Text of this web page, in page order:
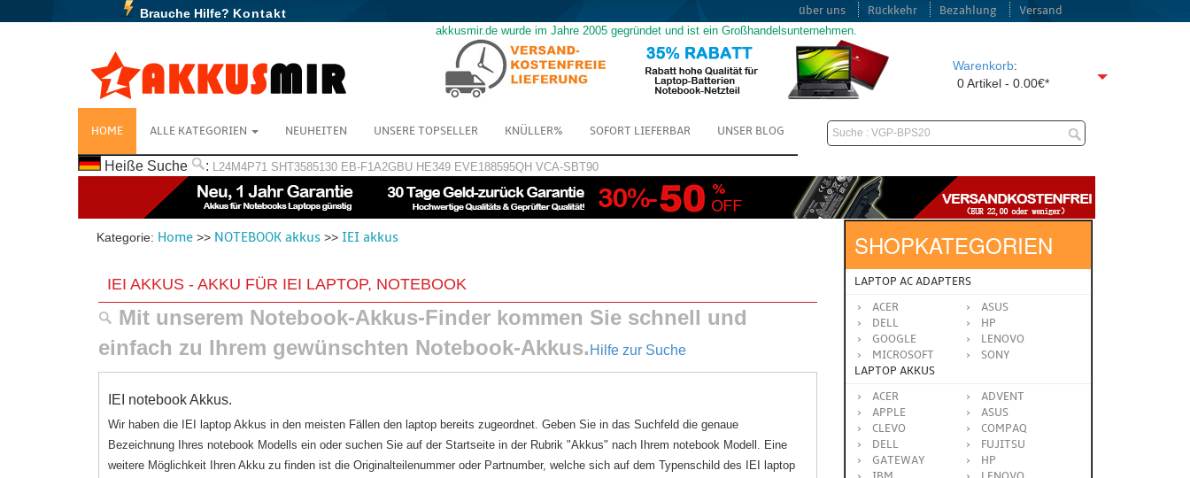
Brauche Hilfe? Kontakt über uns Rückkehr Bezahlung Versand
akkusmir.de wurde im Jahre 2005 gegründet und ist ein Großhandelsunternehmen.
Warenkorb:
0 Artikel - 0.00€*
HOME ALLE KATEGORIEN NEUHEITEN UNSERE TOPSELLER KNÜLLER% SOFORT LIEFERBAR UNSER BLOG
Heiße Suche : L24M4P71 SHT3585130 EB-F1A2GBU HE349 EVE188595QH VCA-SBT90
Kategorie: Home>> NOTEBOOK akkus>> IEI akkus
IEI AKKUS - AKKU FÜR IEI LAPTOP, NOTEBOOK
Mit unserem Notebook-Akkus-Finder kommen Sie schnell und
einfach zu Ihrem gewünschten Notebook-Akkus. Hilfe zur Suche
IEI notebook Akkus.
Wir haben die IEI laptop Akkus in den meisten Fällen den laptop bereits zugeordnet. Geben Sie in das Suchfeld die genaue
Bezeichnung Ihres notebook Modells ein oder suchen Sie auf der Startseite in der Rubrik "Akkus" nach Ihrem notebook Modell. Eine
weitere Möglichkeit Ihren Akku zu finden ist die Originalteilenummer oder Partnumber, welche sich auf dem Typenschild des IEI laptop
SHOPKATEGORIEN
LAPTOP AC ADAPTERS
ACER
ASUS
DELL
HP
GOOGLE
LENOVO
MICROSOFT
SONY
LAPTOP AKKUS
ACER
ADVENT
APPLE
ASUS
CLEVO
COMPAQ
DELL
FUJITSU
GATEWAY
HP